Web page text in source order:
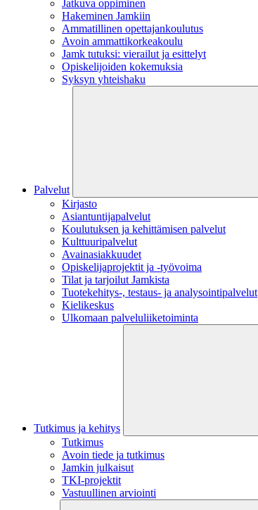
Jatkuva oppiminen
Hakeminen Jamkiin
Ammatillinen opettajankoulutus
Avoin ammattikorkeakoulu
Jamk tutuksi: vierailut ja esittelyt
Opiskelijoiden kokemuksia
Syksyn yhteishaku
Palvelut
Kirjasto
Asiantuntijapalvelut
Koulutuksen ja kehittämisen palvelut
Kulttuuripalvelut
Avainasiakkuudet
Opiskelijaprojektit​ ja -työvoima
Tilat ja tarjoilut Jamkista
Tuotekehitys-, testaus- ja analysointipalvelut
Kielikeskus
Ulkomaan palveluliiketoiminta
Tutkimus ja kehitys
Tutkimus
Avoin tiede ja tutkimus
Jamkin julkaisut
TKI-projektit
Vastuullinen arviointi